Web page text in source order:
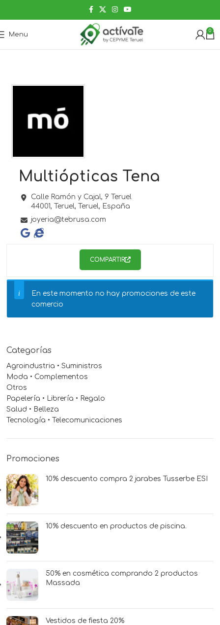
Menu
0
Categorías
Agroindustria • Suministros
Moda • Complementos
Otros
Papelería • Librería • Regalo
Salud • Belleza
Tecnología • Telecomunicaciones
Promociones
10% descuento compra 2 jarabes Tusserbe ESI
10% descuento en productos de piscina.
50% en cosmética comprando 2 productos
Massada
Vestidos de fiesta 20%
Multiópticas Tena
Calle Ramón y Cajal, 9 Teruel
44001, Teruel, Teruel, España
joyeria@tebrusa.com
COMPARTIR
En este momento no hay promociones de este
comercio